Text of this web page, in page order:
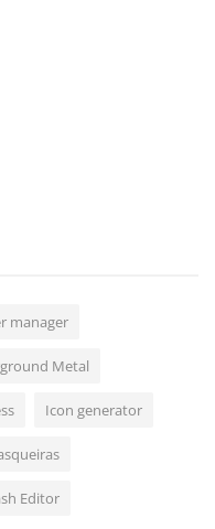
manager
Metal
Icon generator
Editor